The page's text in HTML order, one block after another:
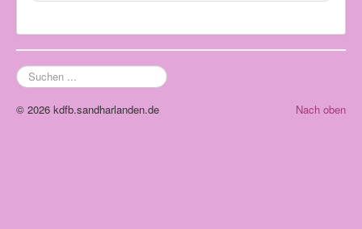
Suchen
...
Nach oben
© 2026 kdfb.sandharlanden.de